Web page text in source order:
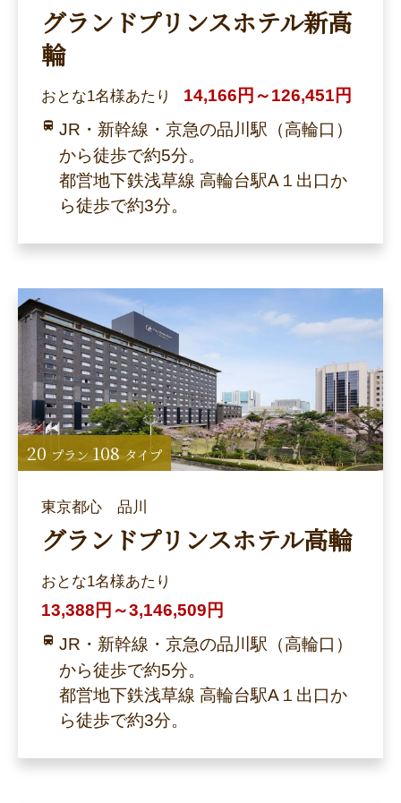
グランドプリンスホテル新高
輪
おとな1名様あたり
14,166円～126,451円
JR・新幹線・京急の品川駅（高輪口）
から徒歩で約5分。
都営地下鉄浅草線 高輪台駅A１出口か
ら徒歩で約3分。
東京都心 品川
グランドプリンスホテル高輪
おとな1名様あたり
13,388円～3,146,509円
JR・新幹線・京急の品川駅（高輪口）
から徒歩で約5分。
都営地下鉄浅草線 高輪台駅A１出口か
ら徒歩で約3分。
20 プラン 108 タイプ